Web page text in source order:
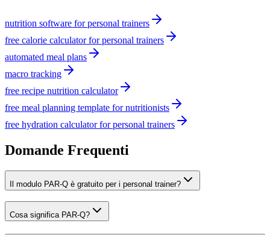
nutrition software for personal trainers
free calorie calculator for personal trainers
automated meal plans
macro tracking
free recipe nutrition calculator
free meal planning template for nutritionists
free hydration calculator for personal trainers
Domande Frequenti
Il modulo PAR-Q è gratuito per i personal trainer?
Cosa significa PAR-Q?